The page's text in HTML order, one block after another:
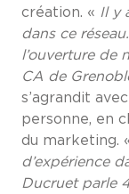
création. « Il y
dans ce
l’ouverture de
CA de
s’agrandit
personne, en
du marketing.
d’expérience
Ducruet parle